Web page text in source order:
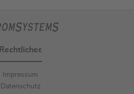
Rechtliches
Impressum
Datenschutz